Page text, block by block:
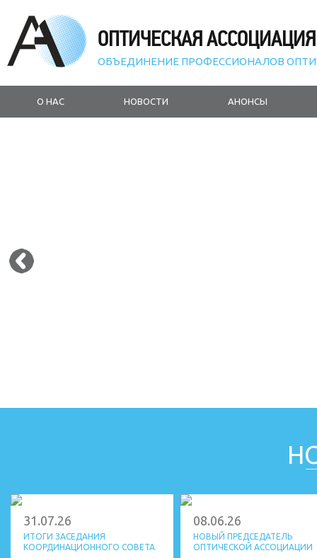
ОПТИЧЕСКАЯ АССОЦИАЦИЯ
ОБЪЕДИНЕНИЕ ПРОФЕССИОНАЛОВ
О НАС НОВОСТИ АНОНСЫ
31.07.26
ИТОГИ ЗАСЕДАНИЯ
КООРДИНАЦИОННОГО СОВЕТА
08.06.26
НОВЫЙ ПРЕДСЕДАТЕЛЬ
ОПТИЧЕСКОЙ АССОЦИАЦИИ